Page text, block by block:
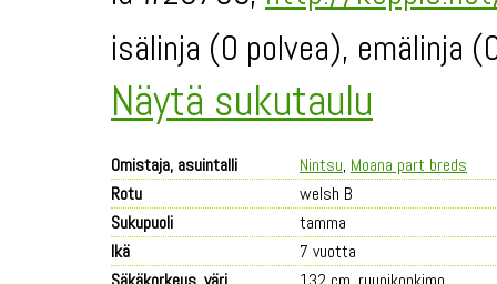
isälinja (0 polvea), emälinja
Näytä sukutaulu
Omistaja, asuintalli Nintsu, Moana part breds
Rotu
welsh B
Sukupuoli
tamma
Ikä
7 vuotta